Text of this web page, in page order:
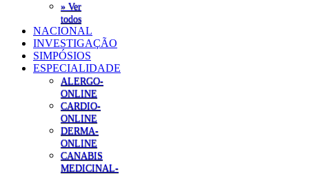
» Ver
todos
NACIONAL
INVESTIGAÇÃO
SIMPÓSIOS
ESPECIALIDADE
ALERGO-
ONLINE
CARDIO-
ONLINE
DERMA-
ONLINE
CANABIS
MEDICINAL-